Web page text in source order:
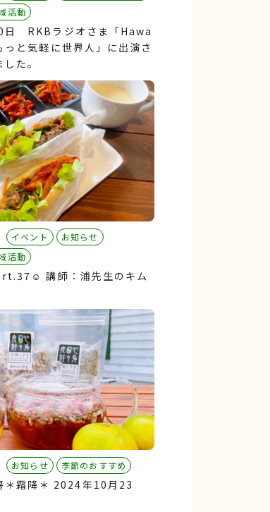
活動
日 RKBラジオさま「Hawa
と気軽に世界人」に出演さ
た。
イベント
お知らせ
活動
講師：浦先生のキム
お知らせ 季節のおすすめ
＊霜降＊ 2024年10月23